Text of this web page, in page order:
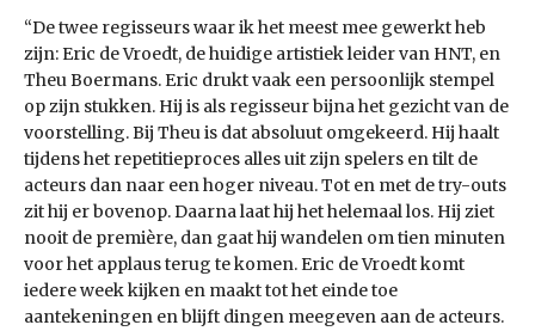
“De twee regisseurs waar ik het meest mee gewerkt heb
zijn: Eric de Vroedt, de huidige artistiek leider van HNT, en
Theu Boermans. Eric drukt vaak een persoonlijk stempel
op zijn stukken. Hij is als regisseur bijna het gezicht van de
voorstelling. Bij Theu is dat absoluut omgekeerd. Hij haalt
tijdens het repetitieproces alles uit zijn spelers en tilt de
acteurs dan naar een hoger niveau. Tot en met de try-outs
zit hij er bovenop. Daarna laat hij het helemaal los. Hij ziet
nooit de première, dan gaat hij wandelen om tien minuten
voor het applaus terug te komen. Eric de Vroedt komt
iedere week kijken en maakt tot het einde toe
aantekeningen en blijft dingen meegeven aan de acteurs.